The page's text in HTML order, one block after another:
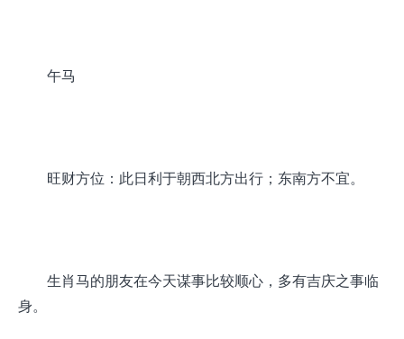
午马
旺财方位：此日利于朝西北方出行；东南方不宜。
生肖马的朋友在今天谋事比较顺心，多有吉庆之事临
身。